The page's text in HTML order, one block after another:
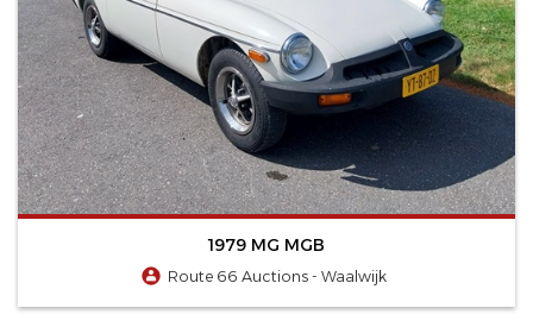
1979 MG MGB
Route 66 Auctions - Waalwijk